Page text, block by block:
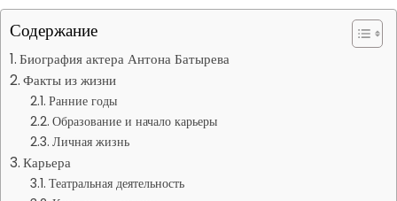
Содержание
Биография актера Антона Батырева
Факты из жизни
Ранние годы
Образование и начало карьеры
Личная жизнь
Карьера
Театральная деятельность